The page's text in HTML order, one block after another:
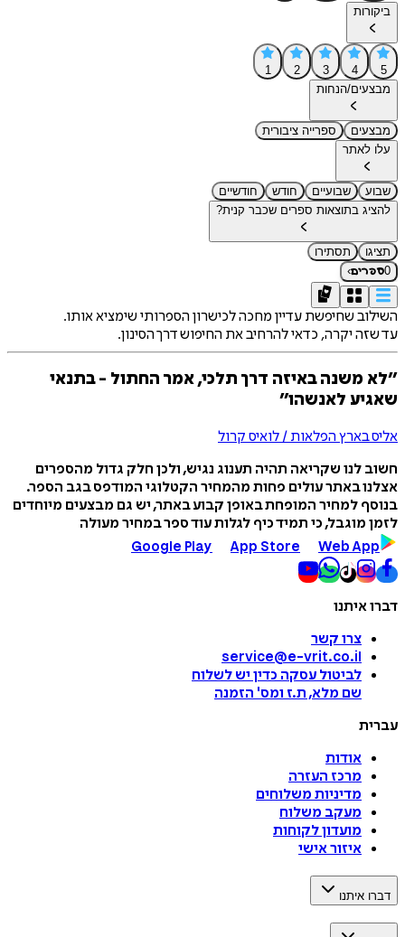
ביקורות
5
4
3
2
1
מבצעים/הנחות
מבצעים
ספרייה ציבורית
עלו לאתר
שבוע שבועיים חודש
חודשיים
להציג בתוצאות ספרים שכבר קנית?
תציגו
תסתירו
0ספרים›
השילוב שחיפשת עדיין מחכה לכישרון הספרותי שימציא אותו.
עד שזה יקרה, כדאי להרחיב את החיפוש דרך הסינון.
״לא משנה באיזה דרך תלכי, אמר החתול - בתנאי
שאגיע לאנשהו״
אליס בארץ הפלאות / לואיס קרול
חשוב לנו שקריאה תהיה תענוג נגיש, ולכן חלק גדול מהספרים
אצלנו באתר עולים פחות מהמחיר הקטלוגי המודפס בגב הספר.
בנוסף למחיר המופחת באופן קבוע באתר, יש גם מבצעים מיוחדים
לזמן מוגבל, כי תמיד כיף לגלות עוד ספר במחיר מעולה
Google Play
App Store Web App
דברו איתנו
צרו קשר
service@e-vrit.co.il
לביטול עסקה כדין יש לשלוח
שם מלא, ת.ז ומס' הזמנה
עברית
אודות
מרכז העזרה
מדיניות משלוחים
מעקב משלוח
מועדון לקוחות
איזור אישי
דברו איתנו